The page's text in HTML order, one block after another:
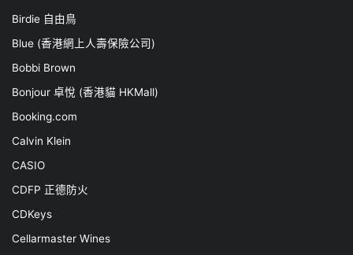
Birdie 自由鳥
Blue (香港網上人壽保險公司)
Bobbi Brown
Bonjour 卓悅 (香港貓 HKMall)
Booking.com
Calvin Klein
CASIO
CDFP 正德防火
CDKeys
Cellarmaster Wines